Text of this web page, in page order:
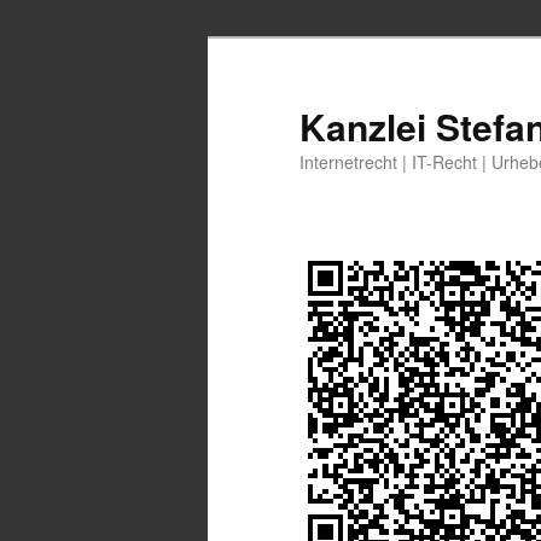
Kanzlei
Internetrecht | IT-Recht |